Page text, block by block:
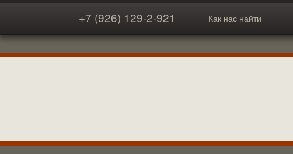
+7 (926) 129-2-921 Как нас найти